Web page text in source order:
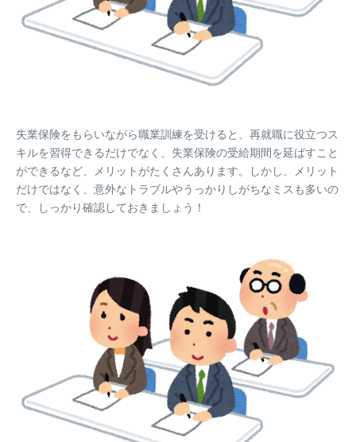
失業保険をもらいながら職業訓練を受けると、再就職に役立つス
キルを習得できるだけでなく、失業保険の受給期間を延ばすこと
ができるなど、メリットがたくさんあります。しかし、メリット
だけではなく、意外なトラブルやうっかりしがちなミスも多いの
で、しっかり確認しておきましょう！